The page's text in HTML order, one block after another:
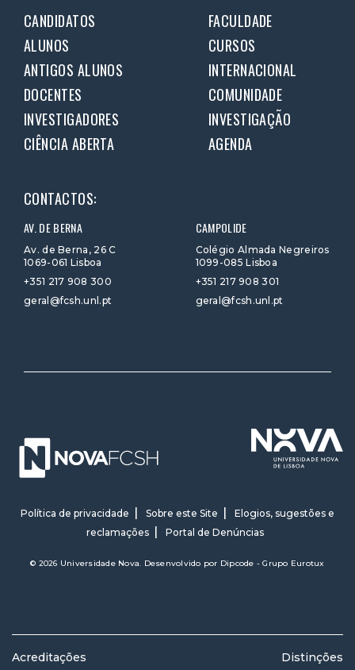
CANDIDATOS
FACULDADE
ALUNOS
CURSOS
ANTIGOS ALUNOS
INTERNACIONAL
DOCENTES
COMUNIDADE
INVESTIGADORES
INVESTIGAÇÃO
CIÊNCIA ABERTA
AGENDA
CONTACTOS:
AV. DE BERNA
Av. de Berna, 26 C
1069-061 Lisboa
+351 217 908 300
geral@fcsh.unl.pt
CAMPOLIDE
Colégio Almada Negreiros
1099-085 Lisboa
+351 217 908 301
geral@fcsh.unl.pt
Política de privacidade Sobre este Site
Elogios, sugestões e
reclamações
Portal de Denúncias
© 2026 Universidade Nova. Desenvolvido por Dipcode - Grupo Eurotux
Acreditações Distinções